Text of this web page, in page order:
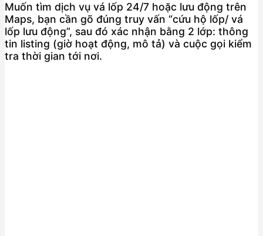
Muốn tìm dịch vụ vá lốp 24/7 hoặc lưu động trên
Maps, bạn cần gõ đúng truy vấn “cứu hộ lốp/ vá
lốp lưu động”, sau đó xác nhận bằng 2 lớp: thông
tin listing (giờ hoạt động, mô tả) và cuộc gọi kiểm
tra thời gian tới nơi.